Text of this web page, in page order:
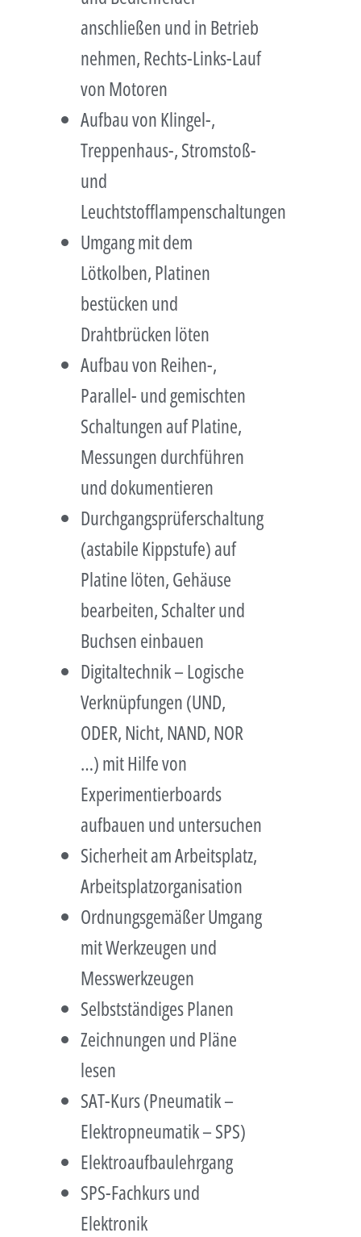
anschließen und in Betrieb
nehmen, Rechts-Links-Lauf
von Motoren
Aufbau von Klingel-,
Treppenhaus-, Stromstoß-
und
Leuchtstofflampenschaltungen
Umgang mit dem
Lötkolben, Platinen
bestücken und
Drahtbrücken löten
Aufbau von Reihen-,
Parallel- und gemischten
Schaltungen auf Platine,
Messungen durchführen
und dokumentieren
Durchgangsprüferschaltung
(astabile Kippstufe) auf
Platine löten, Gehäuse
bearbeiten, Schalter und
Buchsen einbauen
Digitaltechnik – Logische
Verknüpfungen (UND,
ODER, Nicht, NAND, NOR
…) mit Hilfe von
Experimentierboards
aufbauen und untersuchen
Sicherheit am Arbeitsplatz,
Arbeitsplatzorganisation
Ordnungsgemäßer Umgang
mit Werkzeugen und
Messwerkzeugen
Selbstständiges Planen
Zeichnungen und Pläne
lesen
SAT-Kurs (Pneumatik –
Elektropneumatik – SPS)
Elektroaufbaulehrgang
SPS-Fachkurs und
Elektronik